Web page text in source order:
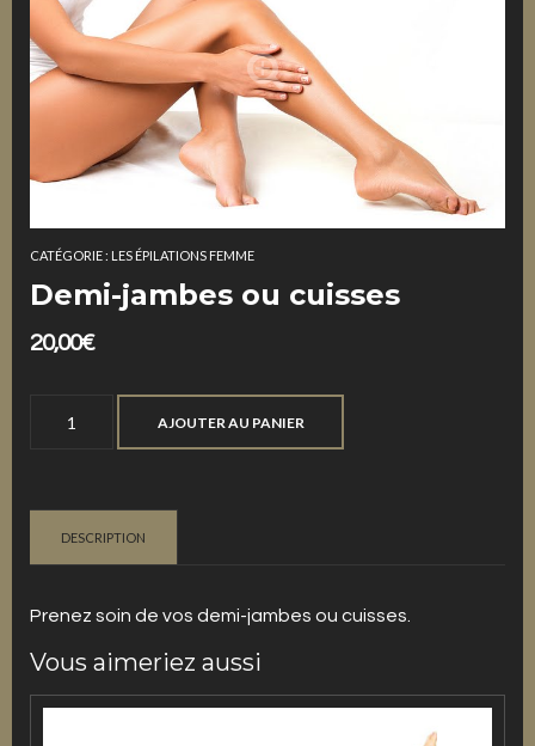
CATÉGORIE : LES ÉPILATIONS FEMME
Demi-jambes ou cuisses
20,00€
AJOUTER AU PANIER
DESCRIPTION
Prenez soin de vos demi-jambes ou cuisses.
Vous aimeriez aussi